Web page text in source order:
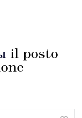
il posto